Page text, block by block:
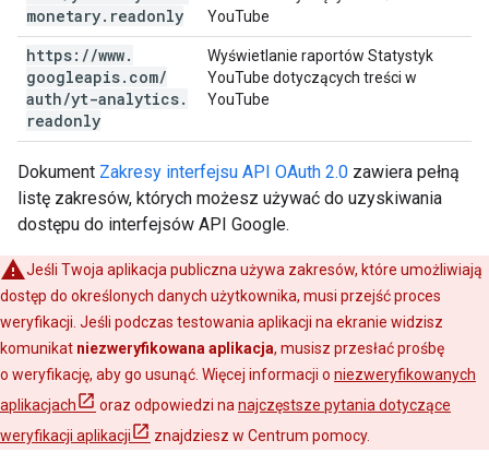
monetary. readonly
YouTube
https: //www.
googleapis. com/
auth/yt-analytics.
readonly
Wyświetlanie raportów Statystyk
YouTube dotyczących treści w
YouTube
Dokument Zakresy interfejsu API OAuth 2.0 zawiera pełną
listę zakresów, których możesz używać do uzyskiwania
dostępu do interfejsów API Google.
Jeśli Twoja aplikacja publiczna używa zakresów, które umożliwiają
dostęp do określonych danych użytkownika, musi przejść proces
weryfikacji. Jeśli podczas testowania aplikacji na ekranie widzisz
komunikat niezweryfikowana aplikacja, musisz przesłać prośbę
o weryfikację, aby go usunąć. Więcej informacji o niezweryfikowanych
aplikacjach
oraz odpowiedzi na najczęstsze pytania dotyczące
weryfikacji aplikacji
znajdziesz w Centrum pomocy.